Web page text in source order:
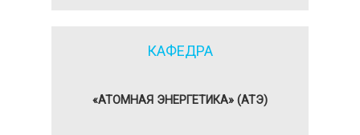
КАФЕДРА
«АТОМНАЯ ЭНЕРГЕТИКА» (АТЭ)